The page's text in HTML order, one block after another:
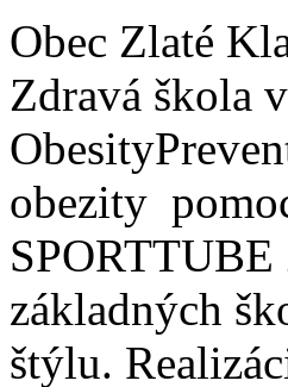
Obec Zlaté
Zdravá škola
obezity
SPORTTUBE
základných
štýlu.